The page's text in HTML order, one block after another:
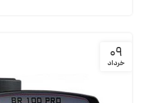
09
خرداد